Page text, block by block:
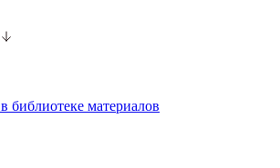
библиотеке материалов